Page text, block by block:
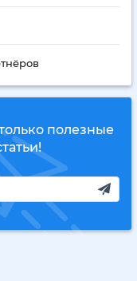
полезные